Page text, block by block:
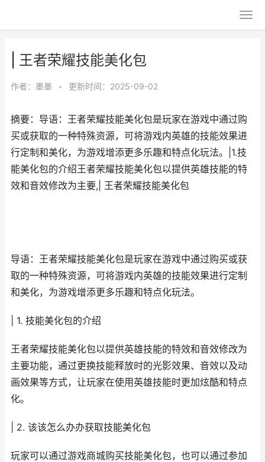
| 王者荣耀技能美化包
作者： 墨墨 • 更新时间：2025-09-02
摘要：导语：王者荣耀技能美化包是玩家在游戏中通过购
买或获取的一种特殊资源，可将游戏内英雄的技能效果进
行定制和美化，为游戏增添更多乐趣和特点化玩法。|1.技
能美化包的介绍王者荣耀技能美化包以提供英雄技能的特
效和音效修改为主要,| 王者荣耀技能美化包
导语：王者荣耀技能美化包是玩家在游戏中通过购买或获
取的一种特殊资源，可将游戏内英雄的技能效果进行定制
和美化，为游戏增添更多乐趣和特点化玩法。
| 1. 技能美化包的介绍
王者荣耀技能美化包以提供英雄技能的特效和音效修改为
主要功能，通过更换技能释放时的光影效果、音效以及动
画效果等方式，让玩家在使用英雄技能时更加炫酷和特点
化。
| 2. 该该怎么办办获取技能美化包
玩家可以通过游戏商城购买技能美化包，也可以通过参加